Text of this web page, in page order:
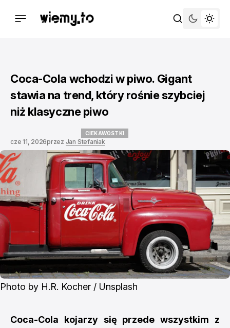
Coca-Cola wchodzi w piwo. Gigant
stawia na trend, który rośnie szybciej
niż klasyczne piwo
CIEKAWOSTKI
cze 11, 2026przez Jan Stefaniak
Photo by H.R. Kocher / Unsplash
Coca-Cola kojarzy się przede wszystkim z